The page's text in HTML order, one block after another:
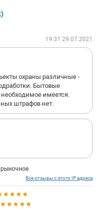
19:31 29.07.2021
охраны различные -
Бытовые
имеется.
штрафов нет.
рыночное
Все отзывы с этого IP адреса